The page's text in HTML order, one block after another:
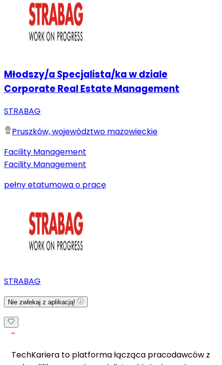
Młodszy/a Specjalista/ka w dziale
Corporate Real Estate Management
STRABAG
Pruszków, województwo mazowieckie
Facility Management
Facility Management
pełny etatumowa o pracę
STRABAG
Nie zwlekaj z aplikacją!
TechKariera to platforma łącząca pracodawców z